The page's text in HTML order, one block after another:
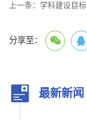
上一条： 学科建设目标
分享至：
最新新闻